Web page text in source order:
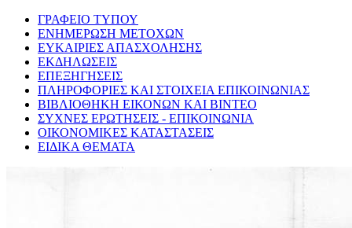
ΓΡΑΦΕΙΟ ΤΥΠΟΥ
ΕΝΗΜΕΡΩΣΗ ΜΕΤΟΧΩΝ
ΕΥΚΑΙΡΙΕΣ ΑΠΑΣΧΟΛΗΣΗΣ
ΕΚΔΗΛΩΣΕΙΣ
ΕΠΕΞΗΓΗΣΕΙΣ
ΠΛΗΡΟΦΟΡΙΕΣ ΚΑΙ ΣΤΟΙΧΕΙΑ ΕΠΙΚΟΙΝΩΝΙΑΣ
ΒΙΒΛΙΟΘΗΚΗ ΕΙΚΟΝΩΝ ΚΑΙ ΒΙΝΤΕΟ
ΣΥΧΝΕΣ ΕΡΩΤΗΣΕΙΣ - ΕΠΙΚΟΙΝΩΝΙΑ
ΟΙΚΟΝΟΜΙΚΕΣ ΚΑΤΑΣΤΑΣΕΙΣ
ΕΙΔΙΚΑ ΘΕΜΑΤΑ